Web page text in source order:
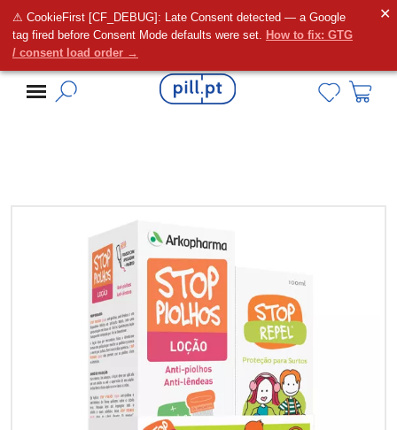
⚠ CookieFirst [CF_DEBUG]: Late Consent detected — a Google
tag fired before Consent Mode defaults were set. How to fix: GTG
/ consent load order →
✕
Alguma dúvida?